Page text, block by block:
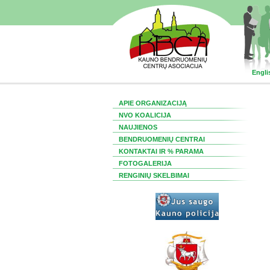
APIE ORGANIZACIJĄ
NVO KOALICIJA
NAUJIENOS
BENDRUOMENIŲ CENTRAI
KONTAKTAI IR % PARAMA
FOTOGALERIJA
RENGINIŲ SKELBIMAI